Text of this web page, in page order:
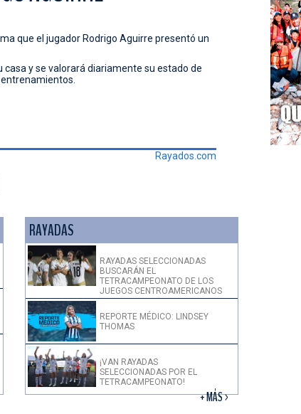
que el jugador Rodrigo Aguirre presentó un
y se valorará diariamente su estado de
Rayados.com
RAYADAS
RAYADAS SELECCIONADAS
BUSCARÁN EL
TETRACAMPEONATO DE LOS
JUEGOS CENTROAMERICANOS
REPORTE MÉDICO: LINDSEY
THOMAS
¡VAN RAYADAS
SELECCIONADAS POR EL
TETRACAMPEONATO!
+ MÁS >